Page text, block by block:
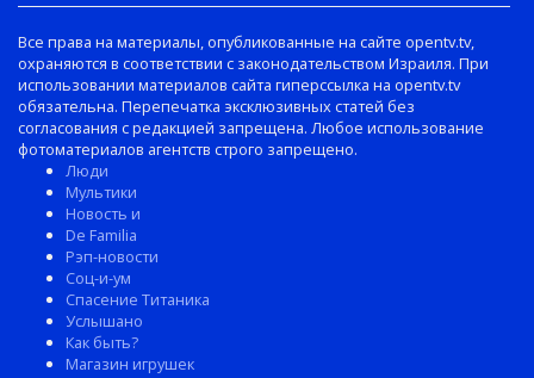
Все права на материалы, опубликованные на сайте opentv.tv,
охраняются в соответствии с законодательством Израиля. При
использовании материалов сайта гиперссылка на opentv.tv
обязательна. Перепечатка эксклюзивных статей без
согласования с редакцией запрещена. Любое использование
фотоматериалов агентств строго запрещено.
Люди
Мультики
Новость и
De Familia
Рэп-новости
Соц-и-ум
Спасение Титаника
Услышано
Как быть?
Магазин игрушек